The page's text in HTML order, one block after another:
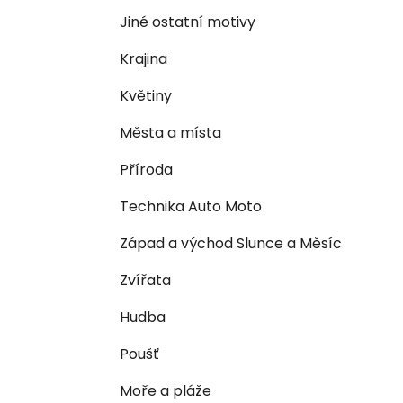
Jiné ostatní motivy
Krajina
Květiny
Města a místa
Příroda
Technika Auto Moto
Západ a východ Slunce a Měsíc
Zvířata
Hudba
Poušť
Moře a pláže